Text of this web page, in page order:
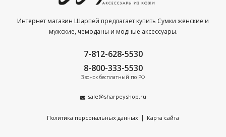
Интернет магазин Шарпей предлагает купить Сумки женские и
мужские, чемоданы и модные аксессуары.
7-812-628-5530
8-800-333-5530
Звонок бесплатный по РФ
sale@sharpeyshop.ru
Политика персональных данных | Карта сайта